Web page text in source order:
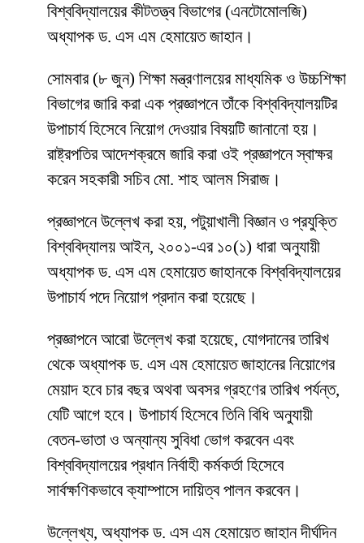
বিশ্ববিদ্যালয়ের কীটতত্ত্ব বিভাগের (এনটোমোলজি)
অধ্যাপক ড. এস এম হেমায়েত জাহান।
সোমবার (৮ জুন) শিক্ষা মন্ত্রণালয়ের মাধ্যমিক ও উচ্চশিক্ষা
বিভাগের জারি করা এক প্রজ্ঞাপনে তাঁকে বিশ্ববিদ্যালয়টির
উপাচার্য হিসেবে নিয়োগ দেওয়ার বিষয়টি জানানো হয়।
রাষ্ট্রপতির আদেশক্রমে জারি করা ওই প্রজ্ঞাপনে স্বাক্ষর
করেন সহকারী সচিব মো. শাহ আলম সিরাজ।
প্রজ্ঞাপনে উল্লেখ করা হয়, পটুয়াখালী বিজ্ঞান ও প্রযুক্তি
বিশ্ববিদ্যালয় আইন, ২০০১-এর ১০(১) ধারা অনুযায়ী
অধ্যাপক ড. এস এম হেমায়েত জাহানকে বিশ্ববিদ্যালয়ের
উপাচার্য পদে নিয়োগ প্রদান করা হয়েছে।
প্রজ্ঞাপনে আরো উল্লেখ করা হয়েছে, যোগদানের তারিখ
থেকে অধ্যাপক ড. এস এম হেমায়েত জাহানের নিয়োগের
মেয়াদ হবে চার বছর অথবা অবসর গ্রহণের তারিখ পর্যন্ত,
যেটি আগে হবে। উপাচার্য হিসেবে তিনি বিধি অনুযায়ী
বেতন-ভাতা ও অন্যান্য সুবিধা ভোগ করবেন এবং
বিশ্ববিদ্যালয়ের প্রধান নির্বাহী কর্মকর্তা হিসেবে
সার্বক্ষণিকভাবে ক্যাম্পাসে দায়িত্ব পালন করবেন।
উল্লেখ্য, অধ্যাপক ড. এস এম হেমায়েত জাহান দীর্ঘদিন